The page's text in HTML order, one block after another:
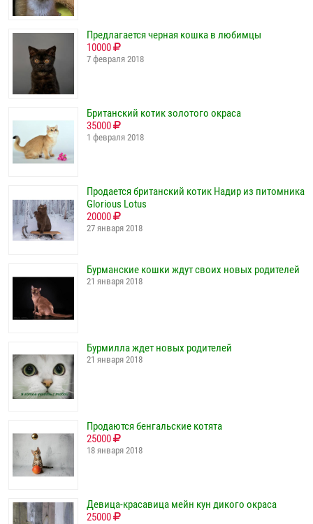
Предлагается черная кошка в любимцы
10000
7 февраля 2018
Британский котик золотого окраса
35000
1 февраля 2018
Продается британский котик Надир из питомника
Glorious Lotus
20000
27 января 2018
Бурманские кошки ждут своих новых родителей
21 января 2018
Бурмилла ждет новых родителей
21 января 2018
Продаются бенгальские котята
25000
18 января 2018
Девица-красавица мейн кун дикого окраса
25000